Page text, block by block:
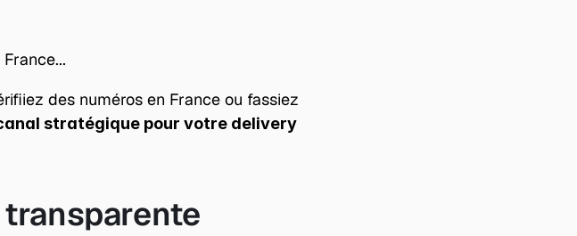
des numéros en France ou fassiez
stratégique pour votre delivery